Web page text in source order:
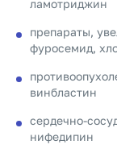
ламотриджин
препараты,
фуросемид,
винбластин
сердечно-
нифедипин